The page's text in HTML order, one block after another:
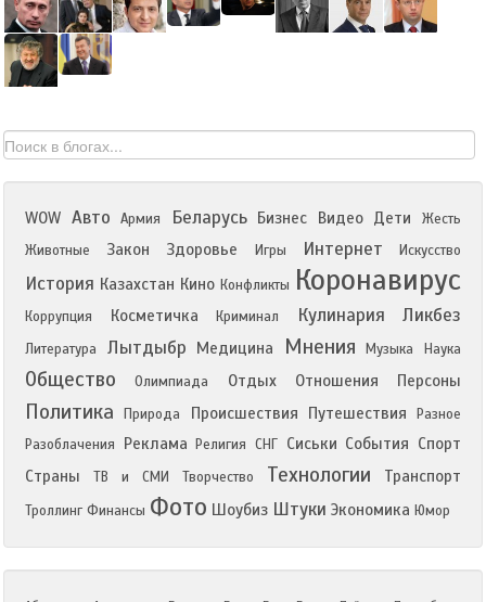
WOW Авто Армия Беларусь Бизнес Видео Дети
Жесть
Животные
Закон Здоровье Игры Интернет Искусство
История Казахстан Кино Конфликты Коронавирус
Коррупция Косметичка Криминал Кулинария Ликбез
Литература Лытдыбр Медицина Мнения Музыка Наука
Общество Олимпиада Отдых Отношения Персоны
Политика Природа Происшествия Путешествия
Разное
Разоблачения
Реклама Религия СНГ Сиськи События Спорт
Страны
ТВ и СМИ Творчество Технологии Транспорт
Троллинг Финансы Фото Шоубиз Штуки Экономика Юмор